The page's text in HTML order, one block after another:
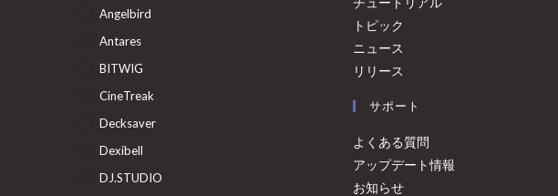
Angelbird
Antares
BITWIG
CineTreak
Decksaver
Dexibell
DJ.STUDIO
トピック
ニュース
リリース
サポート
よくある質問
アップデート情報
お知らせ